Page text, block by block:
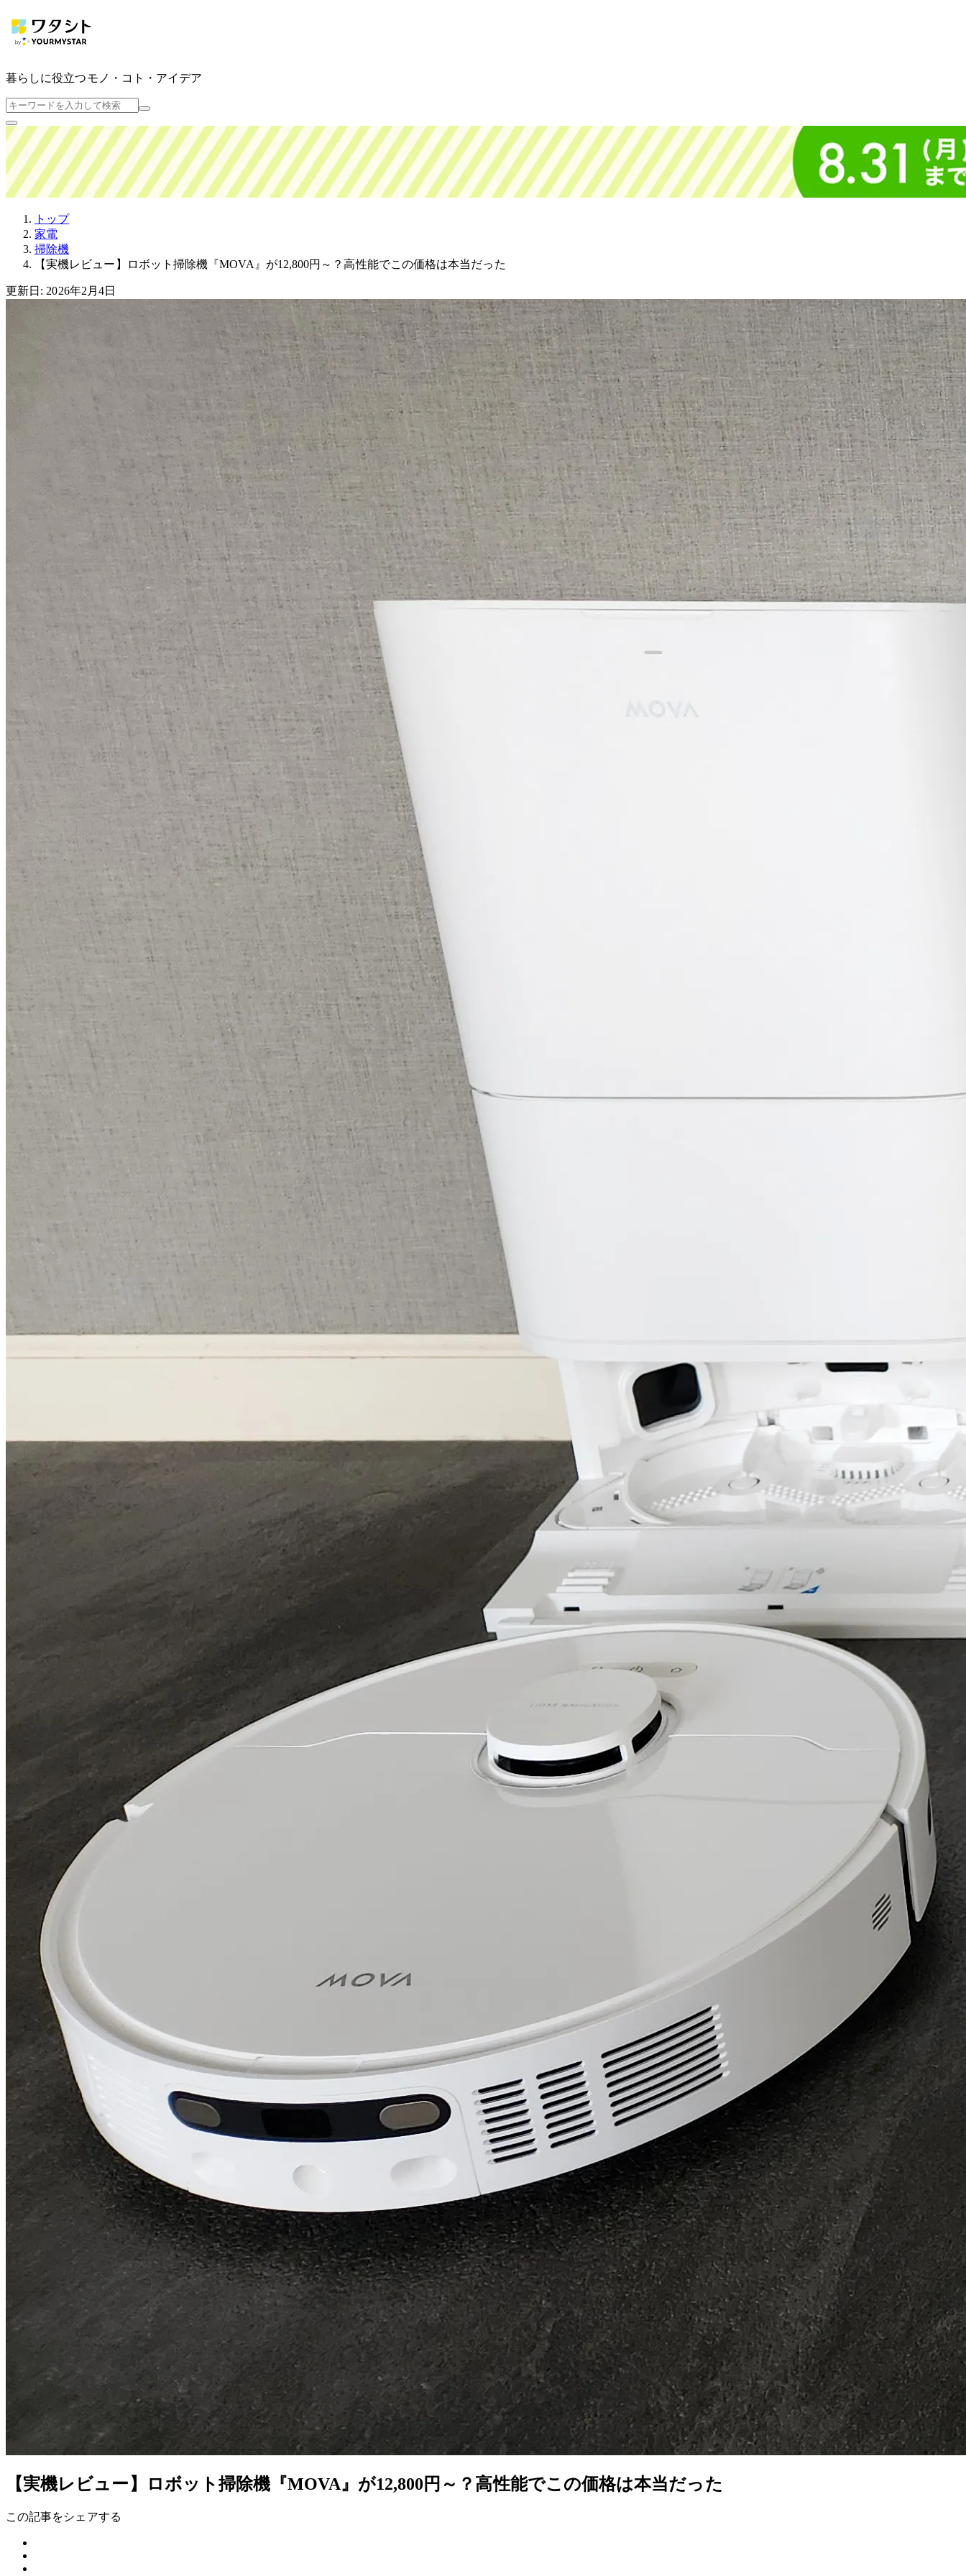
暮らしに役立つモノ・コト・アイデア
トップ
家電
掃除機
【実機レビュー】ロボット掃除機『MOVA』が12,800円～？高性能でこの価格は本当だった
更新日: 2026年2月4日
【実機レビュー】ロボット掃除機『MOVA』が12,800円～？高性能でこの価格は本当だった
この記事をシェアする